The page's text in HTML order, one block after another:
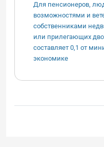
Для пенсионеров,
возможностями и
собственниками
или прилегающих
составляет 0,1 от
экономике